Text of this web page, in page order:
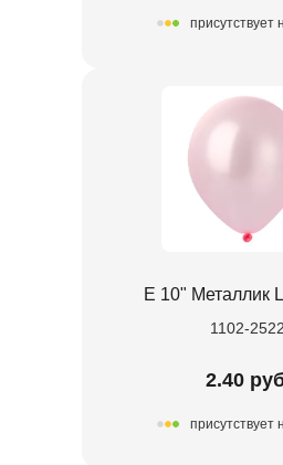
присутствует
Е 10" Металлик
1102-2522
2.40
присутствует